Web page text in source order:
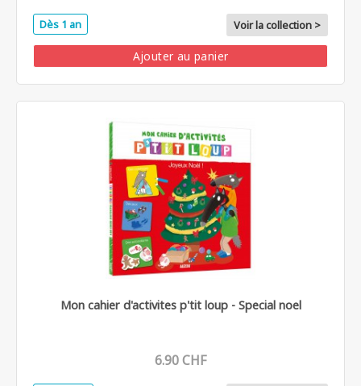
Dès 1 an Voir la collection >
Ajouter au panier
Mon cahier d'activites p'tit loup - Special noel
6.90 CHF